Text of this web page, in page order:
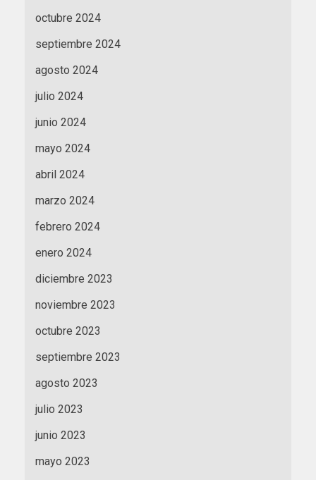
octubre 2024
septiembre 2024
agosto 2024
julio 2024
junio 2024
mayo 2024
abril 2024
marzo 2024
febrero 2024
enero 2024
diciembre 2023
noviembre 2023
octubre 2023
septiembre 2023
agosto 2023
julio 2023
junio 2023
mayo 2023